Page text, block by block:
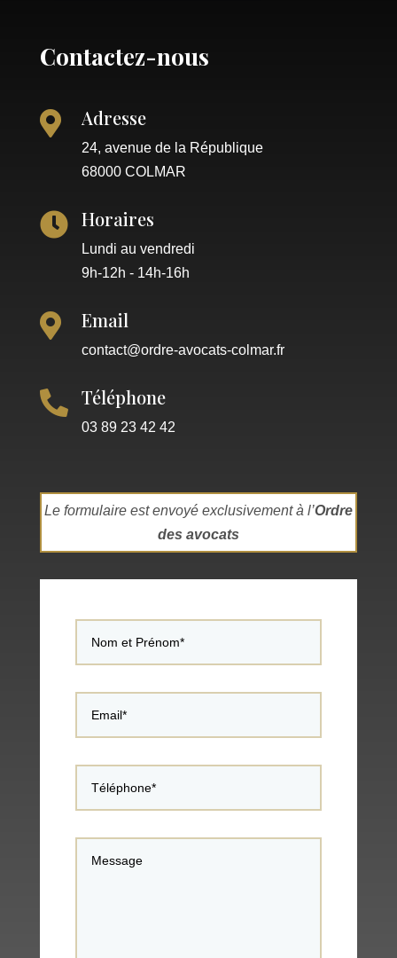
Contactez-nous
 Adresse
24, avenue de la République
68000 COLMAR
 Horaires
Lundi au vendredi
9h-12h - 14h-16h
 Email
contact@ordre-avocats-colmar.fr
 Téléphone
03 89 23 42 42
Le formulaire est envoyé exclusivement à l’Ordre
des avocats